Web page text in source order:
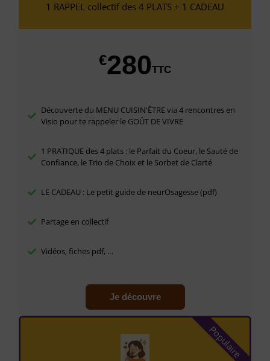
1 RAPPEL collectif des 4 PLATS + 1 CADEAU
€280TTC
Découverte du MENU CUISIN'ÊTRE via 4 rencontres en
Visio pour te rappeler le GOÛT DE VIVRE
1 PRATIQUE des 4 plats : le Parfait du Coeur, le Sauté de
Confiance, le Trio de Choix et le Sorbet de Clarté
LE CADEAU : Le petit guide de neurOsagesse (pdf)
Partage en collectif
Vidéos, fiches pdf, …
Je découvre
Populaire